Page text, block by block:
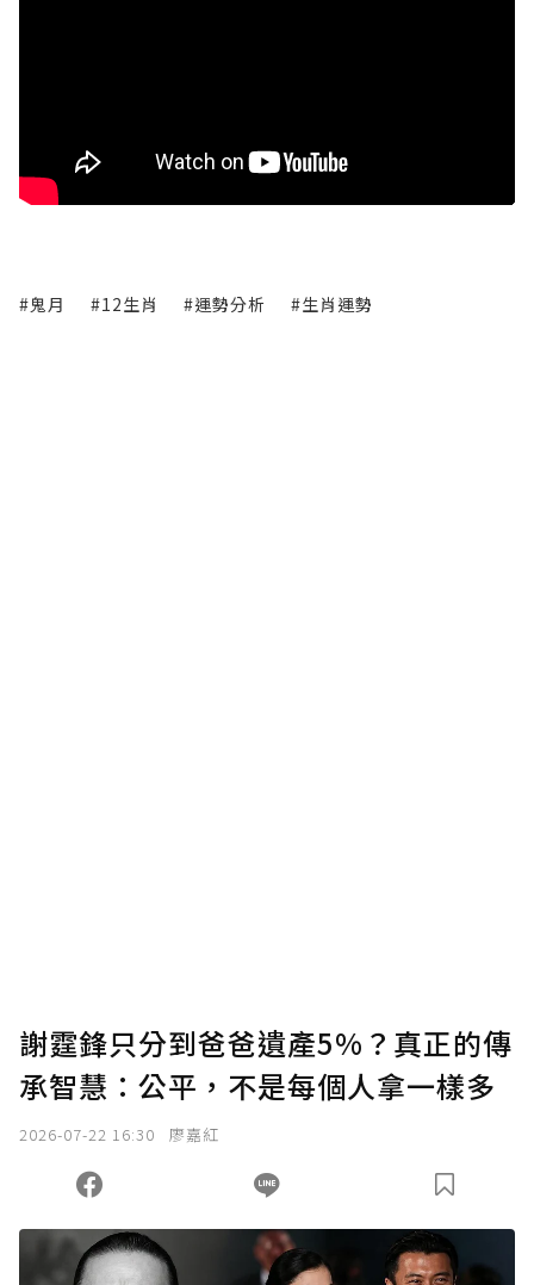
#鬼月 #12生肖 #運勢分析 #生肖運勢
謝霆鋒只分到爸爸遺產5%？真正的傳
承智慧：公平，不是每個人拿一樣多
2026-07-22 16:30 廖嘉紅